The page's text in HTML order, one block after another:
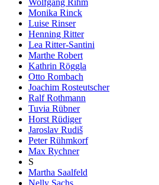
Monika Rinck
Luise Rinser
Henning Ritter
Lea Ritter-Santini
Marthe Robert
Kathrin Röggla
Otto Rombach
Joachim Rosteutscher
Ralf Rothmann
Tuvia Rübner
Horst Rüdiger
Jaroslav Rudiš
Peter Rühmkorf
Max Rychner
S
Martha Saalfeld
Nelly Sachs